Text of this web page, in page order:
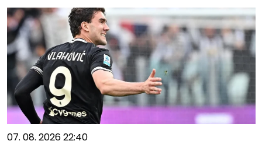
07. 08. 2026 22:40